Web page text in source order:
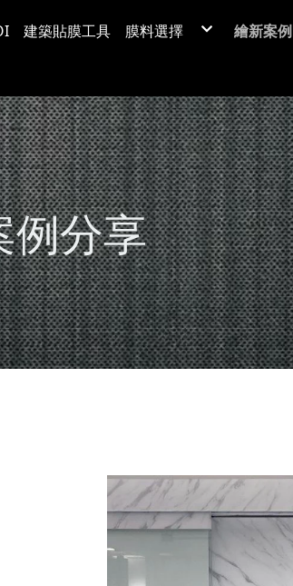
建築貼膜工具 膜料選擇
超疏水玻璃防爆膜
玻璃裝飾膜
防爆隔熱紙
塗料牆布
繪新案例
例分享